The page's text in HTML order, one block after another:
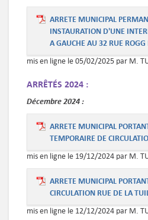
ARRETE MUNICIPAL
INSTAURATION D'UNE
A GAUCHE AU 32 RUE ROGG
mis en ligne le 05/02/2025 par M.
ARRÊTÉS 2024 :
Décembre2024 :
ARRETE MUNICIPAL
TEMPORAIRE DE
mis en ligne le 19/12/2024 par M.
ARRETE MUNICIPAL
CIRCULATION RUE DE LA
mis en ligne le 12/12/2024 par M.